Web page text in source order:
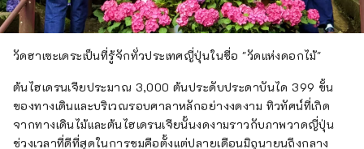
วัดฮาเซะเดระเป็นที่รู้จักทั่วประเทศญี่ปุ่นในชื่อ "วัดแห่งดอกไม้"
ต้นไฮเดรนเจียประมาณ 3,000 ต้นประดับประดาบันได 399 ขั้น
ของทางเดินและบริเวณรอบศาลาหลักอย่างงดงาม ทิวทัศน์ที่เกิด
จากทางเดินไม้และต้นไฮเดรนเจียนั้นงดงามราวกับภาพวาดญี่ปุ่น
ช่วงเวลาที่ดีที่สุดในการชมคือตั้งแต่ปลายเดือนมิถุนายนถึงกลาง